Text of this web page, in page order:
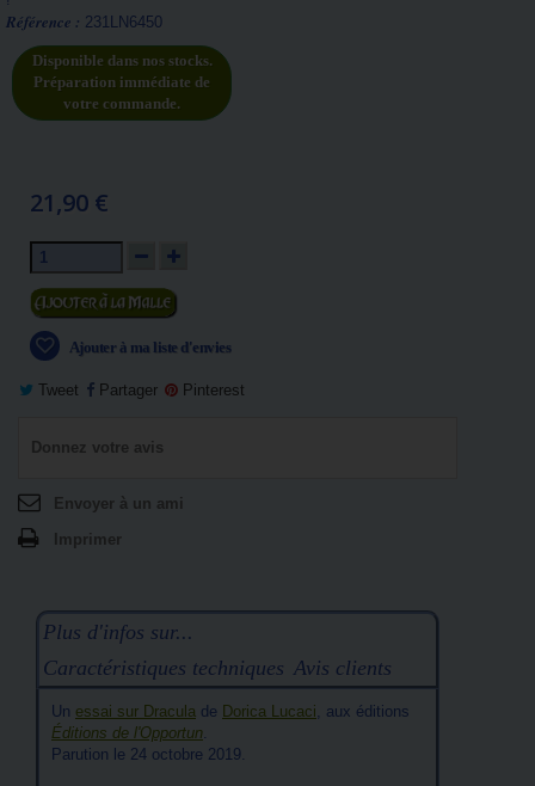
Référence : 231LN6450
Disponible dans nos stocks.
Préparation immédiate de
votre commande.
21,90 €
Ajouter au panier
Ajouter à ma liste d'envies
Tweet Partager Pinterest
Donnez votre avis
Envoyer à un ami
Imprimer
Plus d'infos sur...
Caractéristiques techniques Avis clients
Un essai sur Dracula de Dorica Lucaci, aux éditions
Éditions de l'Opportun.
Parution le 24 octobre 2019.